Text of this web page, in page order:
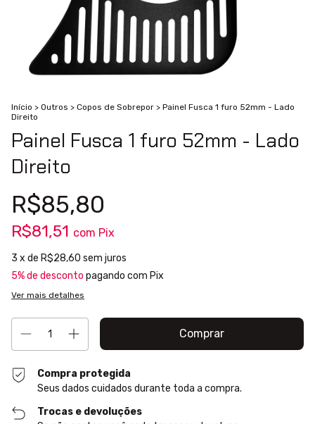
Início > Outros > Copos de Sobrepor > Painel Fusca 1 furo 52mm - Lado
Direito
Painel Fusca 1 furo 52mm - Lado
Direito
R$85,80
R$81,51 com Pix
3 x de R$28,60 sem juros
5% de desconto pagando com Pix
Ver mais detalhes
Compra protegida
Seus dados cuidados durante toda a compra.
Trocas e devoluções